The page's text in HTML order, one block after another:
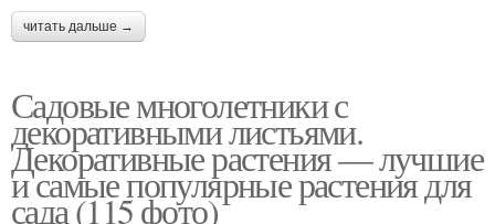
читать дальше →
Садовые многолетники с
декоративными листьями.
Декоративные растения — лучшие
и самые популярные растения для
сада (115 фото)